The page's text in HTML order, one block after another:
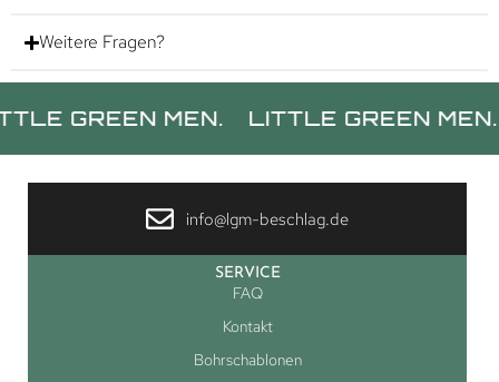
Weitere Fragen?
MEN. LITTLE GREEN MEN.
info@lgm-beschlag.de
SERVICE
FAQ
Kontakt
Bohrschablonen